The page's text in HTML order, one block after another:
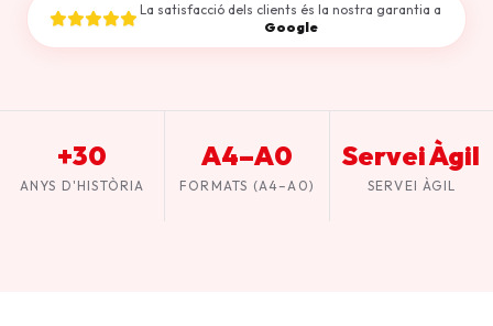
La satisfacció dels clients és la nostra garantia a
Google
+30
ANYS D'HISTÒRIA
A4–A0
FORMATS (A4–A0)
Servei Àgil
SERVEI ÀGIL